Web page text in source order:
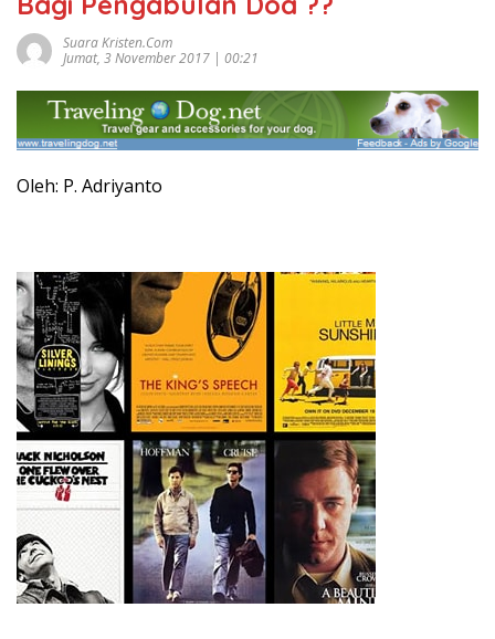
Suara Kristen.com
Jumat, 3 November 2017 | 00:21
Oleh: P. Adriyanto